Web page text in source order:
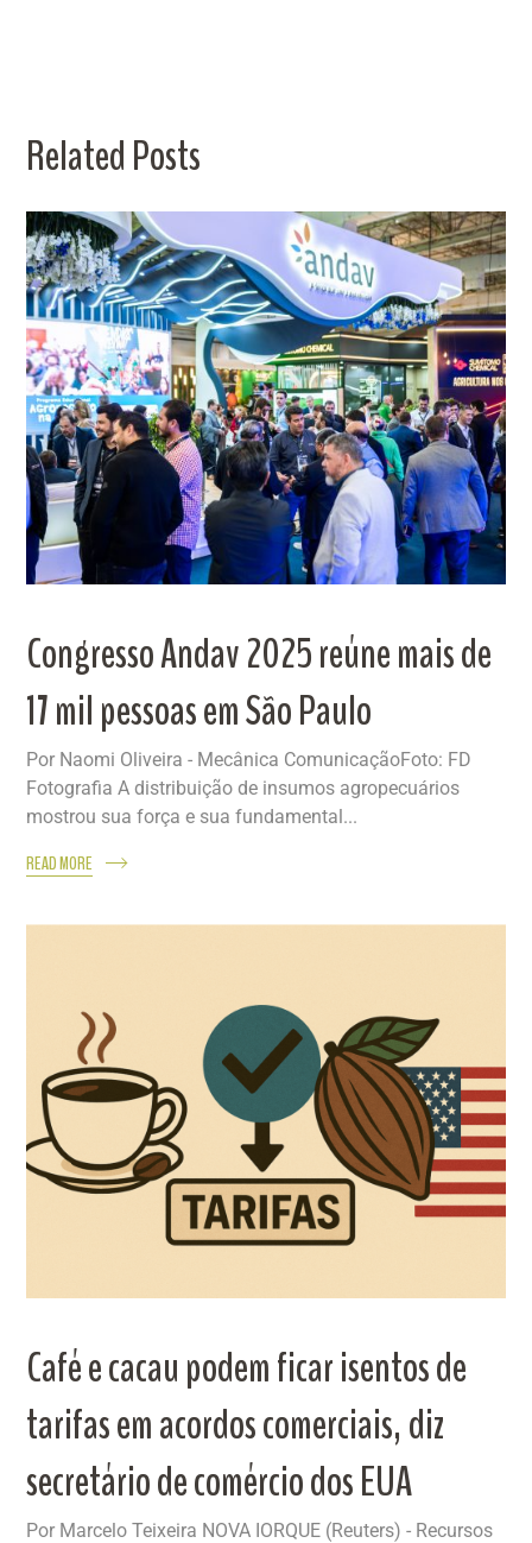
Related Posts
Congresso Andav 2025 reúne mais de
17 mil pessoas em São Paulo
Por Naomi Oliveira - Mecânica ComunicaçãoFoto: FD
Fotografia A distribuição de insumos agropecuários
mostrou sua força e sua fundamental...
READ MORE
Café e cacau podem ficar isentos de
tarifas em acordos comerciais, diz
secretário de comércio dos EUA
Por Marcelo Teixeira NOVA IORQUE (Reuters) - Recursos